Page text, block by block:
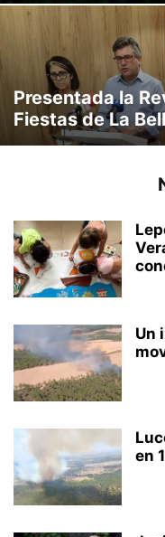
Presentada la
Fiestas de La
Un
en